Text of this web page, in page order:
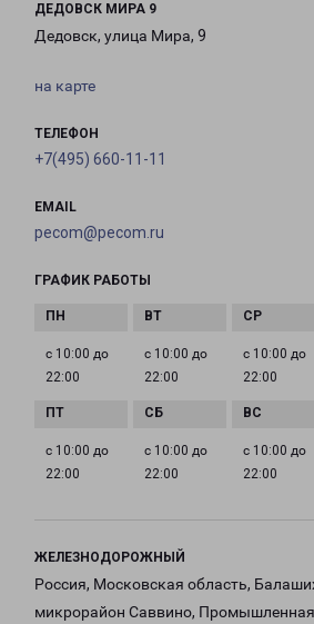
ДЕДОВСК МИРА 9
Дедовск, улица Мира, 9
на карте
ТЕЛЕФОН
+7(495) 660-11-11
EMAIL
pecom@pecom.ru
ГРАФИК РАБОТЫ
с 10:00 до
22:00
с 10:00 до
22:00
с 10:00 до
22:00
с 10:00 до
22:00
с 10:00 до
22:00
с 10:00 до
22:00
ЖЕЛЕЗНОДОРОЖНЫЙ
Россия, Московская область,
микрорайон Саввино, Промышленная